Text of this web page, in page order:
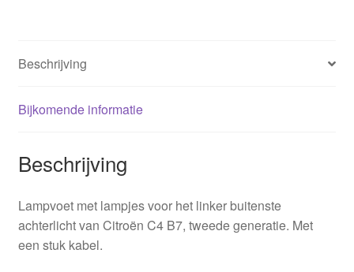
Beschrijving
Bijkomende informatie
Beschrijving
Lampvoet met lampjes voor het linker buitenste
achterlicht van Citroën C4 B7, tweede generatie. Met
een stuk kabel.